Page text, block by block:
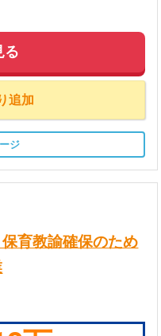
る
追加
ジ
育教諭確保のため